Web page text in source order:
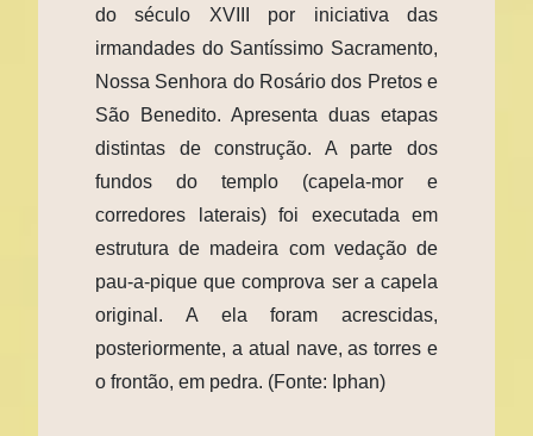
do século XVIII por iniciativa das
irmandades do Santíssimo Sacramento,
Nossa Senhora do Rosário dos Pretos e
São Benedito. Apresenta duas etapas
distintas de construção. A parte dos
fundos do templo (capela-mor e
corredores laterais) foi executada em
estrutura de madeira com vedação de
pau-a-pique que comprova ser a capela
original. A ela foram acrescidas,
posteriormente, a atual nave, as torres e
o frontão, em pedra. (Fonte: Iphan)